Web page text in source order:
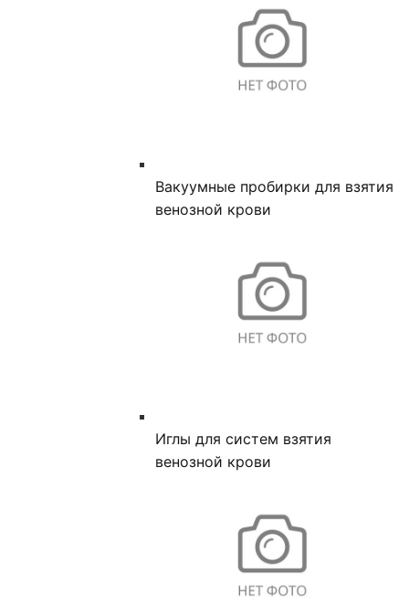
Вакуумные пробирки для взятия
венозной крови
Иглы для систем взятия
венозной крови